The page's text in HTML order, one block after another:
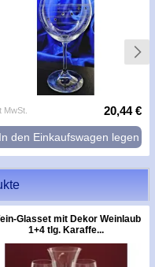
MwSt. 20,44 €
In den Einkaufswagen legen
Glasset mit Dekor Weinlaub
1+4 tlg. Karaffe...